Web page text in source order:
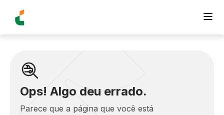
Ops! Algo deu errado.
Parece que a página que você está